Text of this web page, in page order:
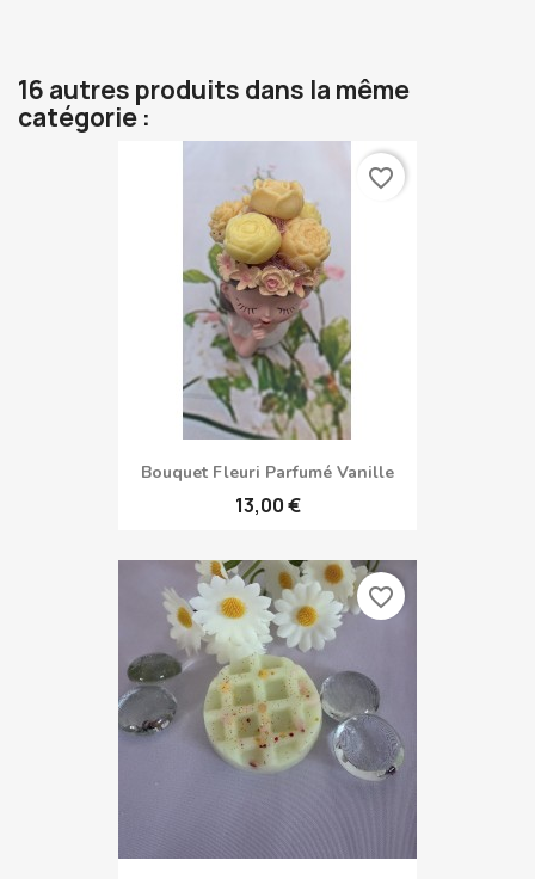
16 autres produits dans la même
catégorie :
Bouquet Fleuri Parfumé Vanille
13,00 €
favorite_border
favorite_border